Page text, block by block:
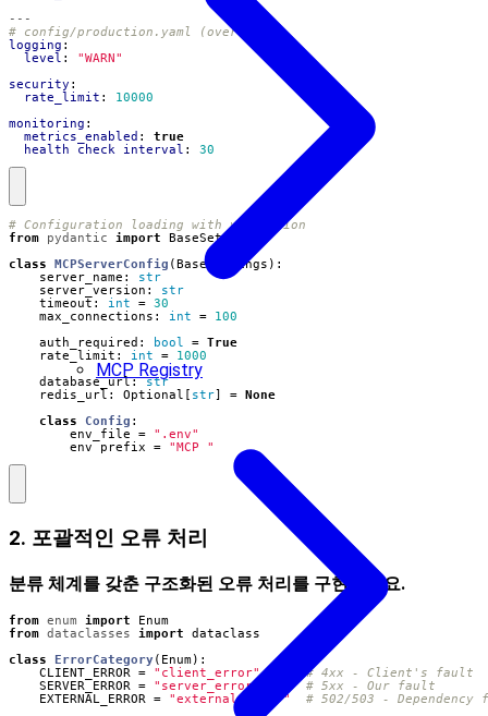
MCP Registry
---
# config/production.yaml (overrides)
logging :
level :
"WARN"
security :
rate_limit :
10000
monitoring :
metrics_enabled :
true
health_check_interval : 30
# Configuration loading with validation
from
pydantic import
BaseSettings
class
MCPServerConfig (BaseSettings ):
server_name :
str
server_version :
str
timeout : int = 30
max_connections : int =
100
auth_required : bool = True
rate_limit : int =
1000
database_url: str
redis_url : Optional [ str] = None
class
Config :
env_file
=
".env"
env_prefix
= "MCP_"
2. 포괄적인 오류 처리
분류 체계를 갖춘 구조화된 오류 처리를 구현하세요.
from enum import
Enum
from dataclasses import
dataclass
class
ErrorCategory( Enum):
CLIENT_ERROR
= "client_error"
# 4xx - Client's fault
SERVER_ERROR
= "server_error"
# 5xx - Our fault
EXTERNAL_ERROR
= "external_error"
# 502/503 - Dependency